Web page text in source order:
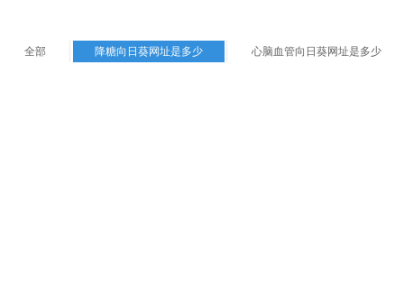
全部 降糖向日葵网址是多少 心脑血管向日葵网址是多少